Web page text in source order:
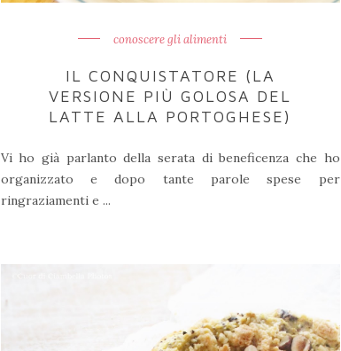
conoscere gli alimenti
IL CONQUISTATORE (LA
VERSIONE PIÙ GOLOSA DEL
LATTE ALLA PORTOGHESE)
Vi ho già parlanto della serata di beneficenza che ho
organizzato e dopo tante parole spese per
ringraziamenti e ...